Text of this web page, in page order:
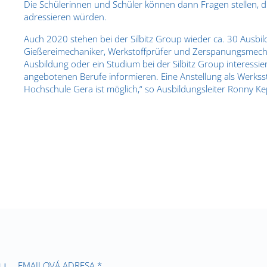
Die Schülerinnen und Schüler können dann Fragen stellen,
adressieren würden.
Auch 2020 stehen bei der Silbitz Group wieder ca. 30
Gießereimechaniker, Werkstoffprüfer und
Ausbildung oder ein Studium bei der Silbitz Group
angebotenen Berufe informieren. Eine Anstellung als
Hochschule Gera ist möglich,“ so Ausbildungsleiter Ronny